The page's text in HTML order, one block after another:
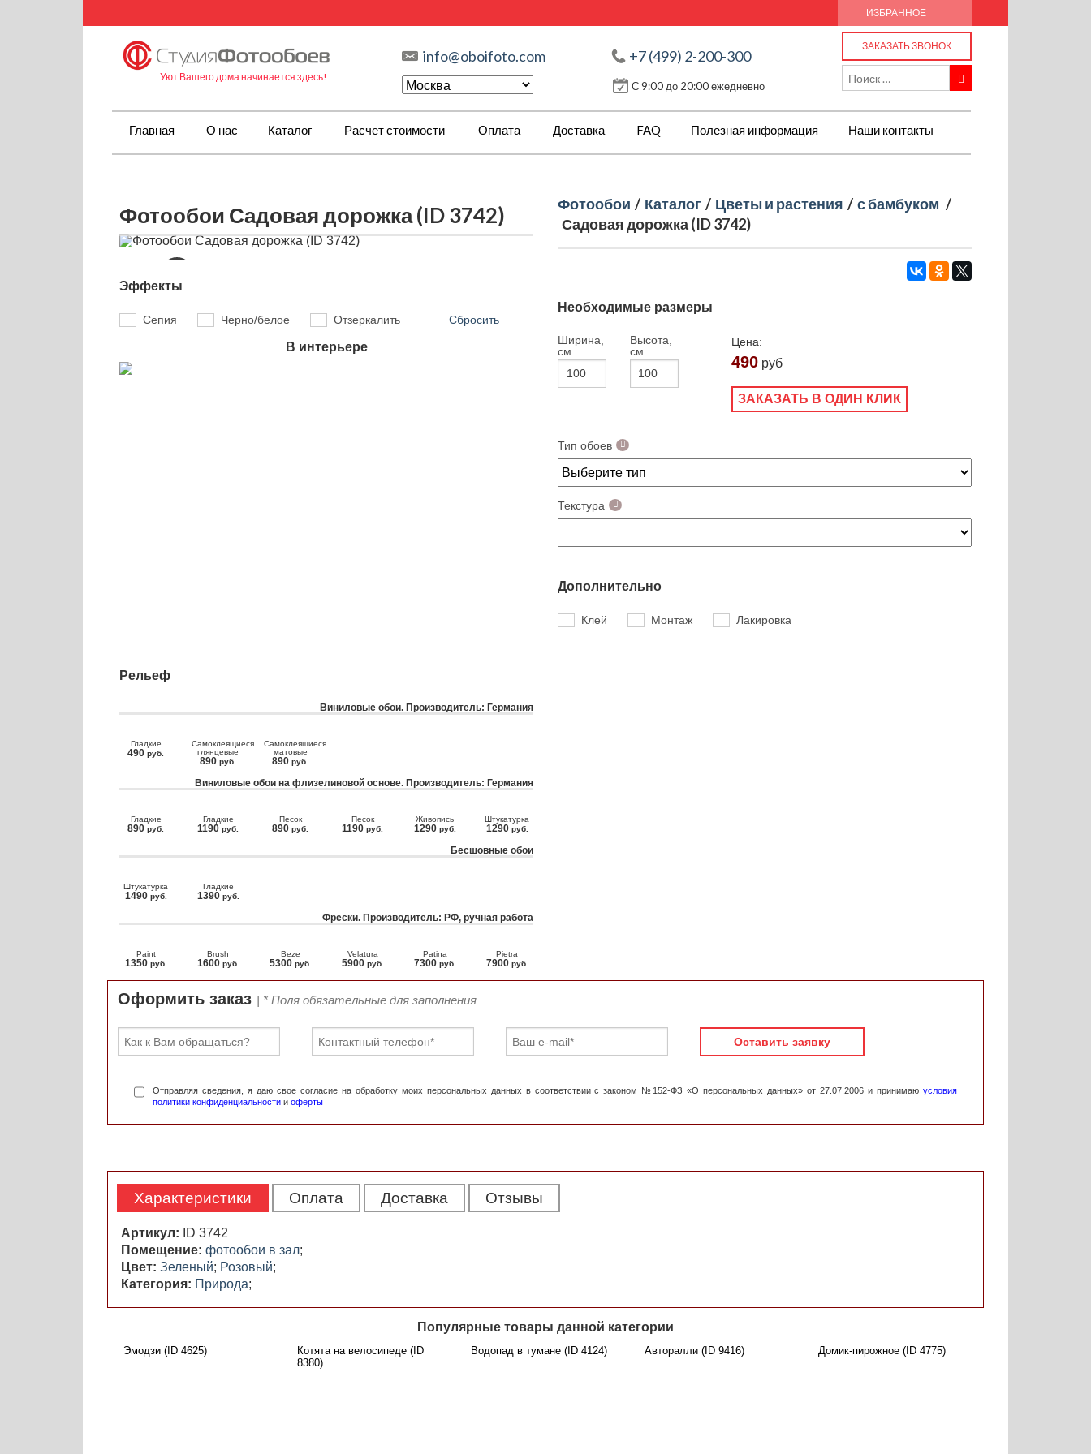
ИЗБРАННОЕ
Уют Вашего дома начинается здесь!
info@oboifoto.com +7 (499) 2-200-300
С 9:00 до 20:00 ежедневно
ЗАКАЗАТЬ ЗВОНОК
Главная О нас Каталог Расчет стоимости Оплата Доставка FAQ Полезная информация Наши контакты
Фотообои Садовая дорожка (ID 3742)
Эффекты
Сепия Черно/белое Отзеркалить Сбросить
В интерьере
Фотообои / Каталог / Цветы и растения / с бамбуком /
Садовая дорожка (ID 3742)
Необходимые размеры
Ширина,
см.
Высота,
см.
Цена:
490 руб
ЗАКАЗАТЬ В ОДИН КЛИК
Тип обоев
Текстура
Дополнительно
Клей Монтаж Лакировка
Рельеф
Виниловые обои. Производитель: Германия
Гладкие
490 руб.
Самоклеящиеся
глянцевые
890 руб.
Самоклеящиеся
матовые
890 руб.
Виниловые обои на флизелиновой основе. Производитель: Германия
Гладкие
890 руб.
Гладкие
1190 руб.
Песок
890 руб.
Песок
1190 руб.
Живопись
1290 руб.
Штукатурка
1290 руб.
Бесшовные обои
Штукатурка
1490 руб.
Гладкие
1390 руб.
Фрески. Производитель: РФ, ручная работа
Paint
1350 руб.
Brush
1600 руб.
Beze
5300 руб.
Velatura
5900 руб.
Patina
7300 руб.
Pietra
7900 руб.
Оформить заказ | * Поля обязательные для заполнения
Оставить заявку
Отправляя сведения, я даю свое согласие на обработку моих персональных данных в соответствии с законом №152-ФЗ «О персональных данных» от 27.07.2006 и принимаю условия
политики конфиденциальности и оферты
Характеристики Оплата Доставка Отзывы
Артикул:
ID 3742
Помещение: фотообои в зал;
Цвет: Зеленый; Розовый;
Категория: Природа;
Популярные товары данной категории
Эмодзи (ID 4625)
Котята на велосипеде (ID
8380)
Водопад в тумане (ID 4124) Авторалли (ID 9416) Домик-пирожное (ID 4775)